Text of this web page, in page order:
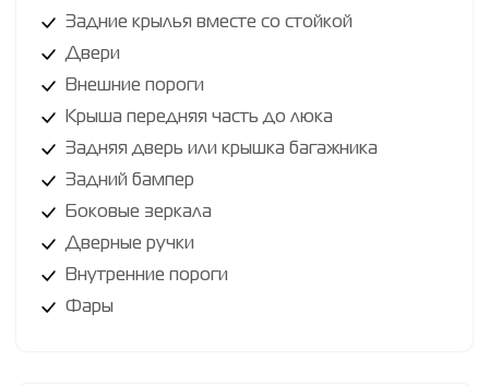
Задние крылья вместе со стойкой
Двери
Внешние пороги
Крыша передняя часть до люка
Задняя дверь или крышка багажника
Задний бампер
Боковые зеркала
Дверные ручки
Внутренние пороги
Фары